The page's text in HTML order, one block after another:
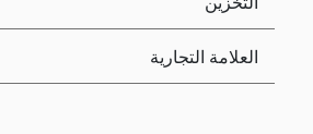
العلامة التجارية